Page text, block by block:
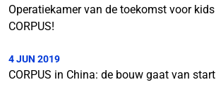
Operatiekamer van de toekomst voor
CORPUS!
4 JUN 2019
CORPUS in China: de bouw gaat van start